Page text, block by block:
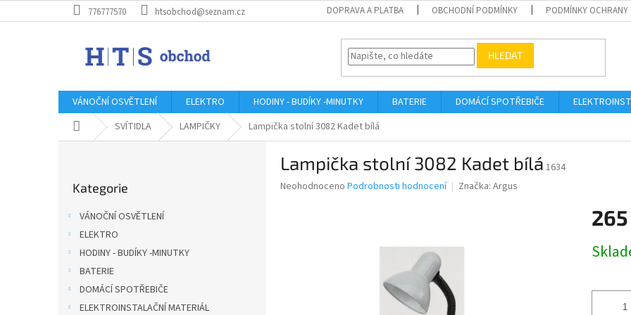
na
776777570 htsobchod@seznam.cz DOPRAVA A PLATBA OBCHODNÍ PODMÍNKY PODMÍNKY OCHRANY
HLEDAT
VÁNOČNÍ OSVĚTLENÍ ELEKTRO HODINY - BUDÍKY -MINUTKY BATERIE DOMÁCÍ SPOTŘEBIČE
Domů SVÍTIDLA LAMPIČKY Lampička stolní 3082 Kadet bílá
kategorie
Kategorie
VÁNOČNÍ OSVĚTLENÍ
ELEKTRO
HODINY - BUDÍKY -MINUTKY
BATERIE
DOMÁCÍ SPOTŘEBIČE
ELEKTROINSTALAČNÍ MATERIÁL
Lampička stolní 3082 Kadet bílá 1634
Průměrné
Neohodnoceno Podrobnosti hodnocení Značka: Argus
cena: